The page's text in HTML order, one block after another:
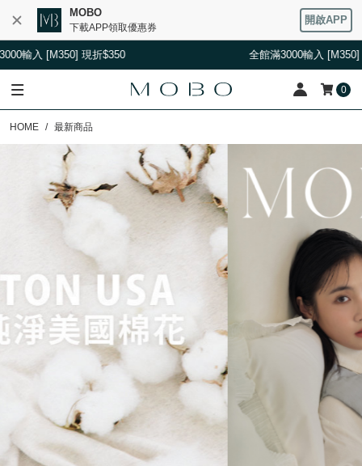
MOBO
下載APP領取優惠券
開啟APP
全館滿3000輸入 [M350] 現折$350
0
HOME 最新商品